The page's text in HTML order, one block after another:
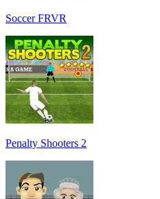
Soccer FRVR
Penalty Shooters 2